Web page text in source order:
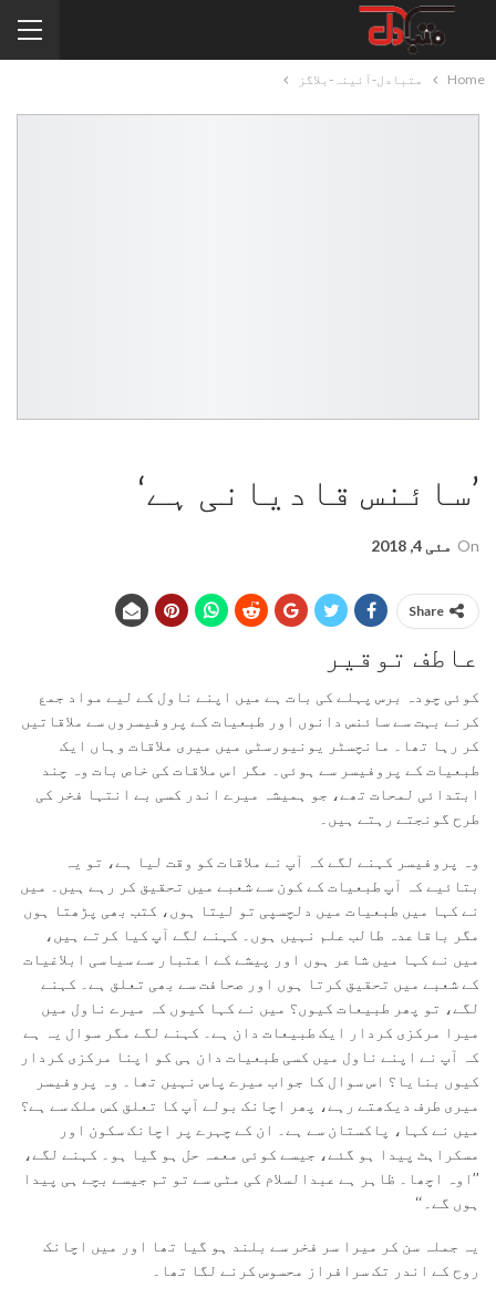
Home متبادل-آئینہ-بلاگز
’سائنس قادیانی ہے‘
On مئی 4, 2018
Share
عاطف توقیر
کوئی چودہ برس پہلے کی بات ہے میں اپنے ناول کے لیے مواد جمع
کرنے بہت سے سائنس دانوں اور طبعیات کے پروفیسروں سے ملاقاتیں
کر رہا تھا۔ مانچسٹر یونیورسٹی میں میری ملاقات وہاں ایک
طبعیات کے پروفیسر سے ہوئی۔ مگر اس ملاقات کی خاص بات وہ چند
ابتدائی لمحات تھے، جو ہمیشہ میرے اندر کسی بے انتہا فخر کی
طرح گونجتے رہتے ہیں۔
وہ پروفیسر کہنے لگے کہ آپ نے ملاقات کو وقت لیا ہے، تو یہ
بتائیے کہ آپ طبعیات کے کون سے شعبے میں تحقیق کر رہے ہیں۔ میں
نے کہا میں طبعیات میں دلچسپی تو لیتا ہوں، کتب بھی پڑھتا ہوں
مگر باقاعدہ طالب علم نہیں ہوں۔ کہنے لگے آپ کیا کرتے ہیں،
میں نے کہا میں شاعر ہوں اور پیشے کے اعتبار سے سیاسی ابلاغیات
کے شعبے میں تحقیق کرتا ہوں اور صحافت سے بھی تعلق ہے۔ کہنے
لگے، تو پھر طبیعات کیوں؟ میں نے کہا کیوں کہ میرے ناول میں
میرا مرکزی کردار ایک طبیعات دان ہے۔ کہنے لگے مگر سوال یہ ہے
کہ آپ نے اپنے ناول میں کسی طبعیات دان ہی کو اپنا مرکزی کردار
کیوں بنایا؟ اس سوال کا جواب میرے پاس نہیں تھا۔ وہ پروفیسر
میری طرف دیکھتے رہے، پھر اچانک بولے آپ کا تعلق کس ملک سے ہے؟
میں نے کہا، پاکستان سے ہے۔ ان کے چہرے پر اچانک سکون اور
مسکراہٹ پیدا ہو گئے، جیسے کوئی معمہ حل ہو گیا ہو۔ کہنے لگے،
’’اوہ اچھا۔ ظاہر ہے عبدالسلام کی مٹی سے تو تم جیسے بچے ہی پیدا
ہوں گے۔‘‘
یہ جملہ سن کر میرا سر فخر سے بلند ہو گیا تھا اور میں اچانک
روح کے اندر تک سرافراز محسوس کرنے لگا تھا۔